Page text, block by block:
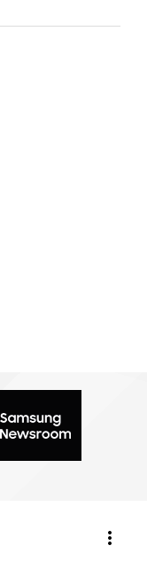
more_vert